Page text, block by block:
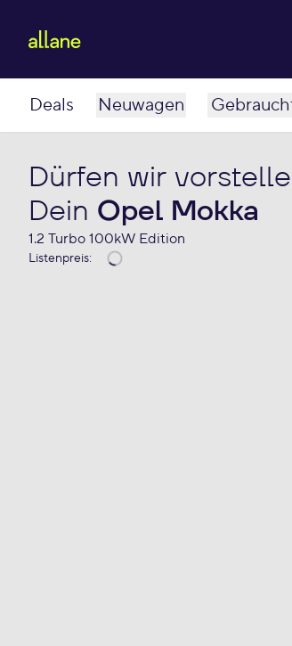
Deals Neuwagen
Dürfen wir
Dein Opel Mokka
1.2 Turbo 100kW Edition
Listenpreis: